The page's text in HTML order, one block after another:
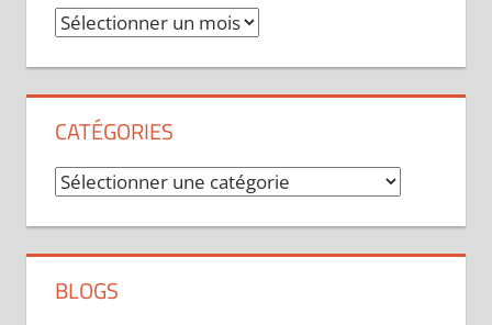
Archives
CATÉGORIES
Catégories
BLOGS